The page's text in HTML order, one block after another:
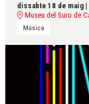
dissabte 18 de maig |
Museu del Suro de
Música